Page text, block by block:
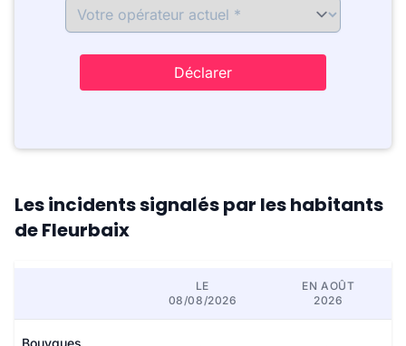
Déclarer
Les incidents signalés par les habitants
de Fleurbaix
LE
08/08/2026
EN AOÛT
2026
Bouygues